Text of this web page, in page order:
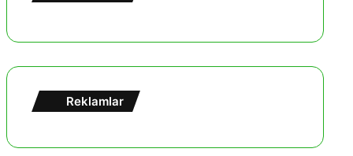
Reklamlar